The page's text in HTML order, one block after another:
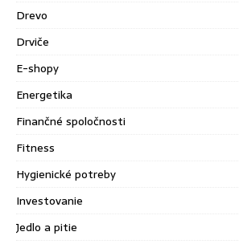
Drevo
Drviče
E-shopy
Energetika
Finančné spoločnosti
Fitness
Hygienické potreby
Investovanie
Jedlo a pitie